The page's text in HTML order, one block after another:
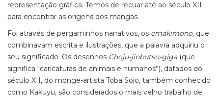
representação gráfica. Temos de recuar até ao século XII
para encontrar as origens dos mangas.
Foi através de pergaminhos narrativos, os emakimono, que
combinavam escrita e ilustrações, que a palavra adquiriu o
seu significado. Os desenhos Choju-jinbutsu-giga(que
significa “caricaturas de animais e humanos”), datados do
século XII, do monge-artista Toba Sojo, também conhecido
como Kakuyu, são considerados o mais velho trabalho de